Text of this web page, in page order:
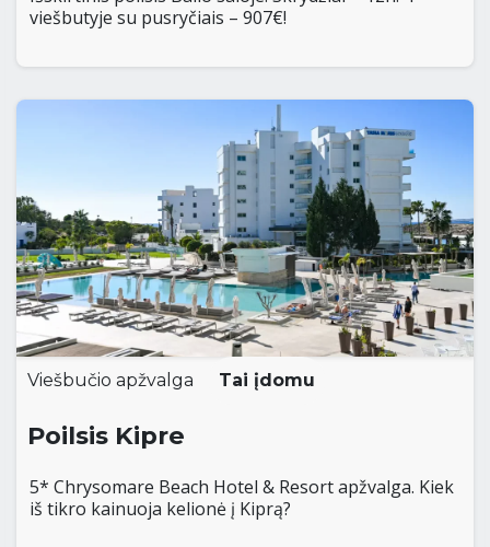
viešbutyje su pusryčiais – 907€!
Tai įdomu
Viešbučio apžvalga
Poilsis Kipre
5* Chrysomare Beach Hotel & Resort apžvalga. Kiek
iš tikro kainuoja kelionė į Kiprą?